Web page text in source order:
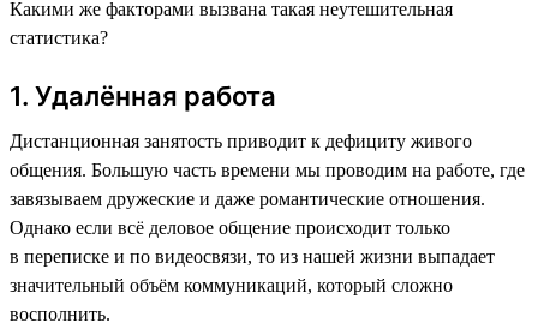
Какими же факторами вызвана такая неутешительная
статистика?
1. Удалённая работа
Дистанционная занятость приводит к дефициту живого
общения. Большую часть времени мы проводим на работе, где
завязываем дружеские и даже романтические отношения.
Однако если всё деловое общение происходит только
в переписке и по видеосвязи, то из нашей жизни выпадает
значительный объём коммуникаций, который сложно
восполнить.